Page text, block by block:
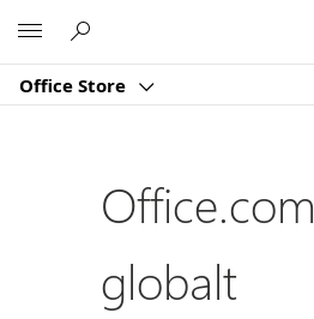
Office Store
Office.com
globalt